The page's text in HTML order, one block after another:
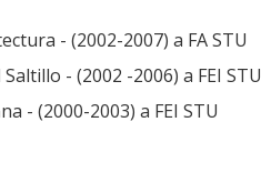
- (2002-2007) a FA STU
- (2002 -2006) a FEI STU
- (2000-2003) a FEI STU